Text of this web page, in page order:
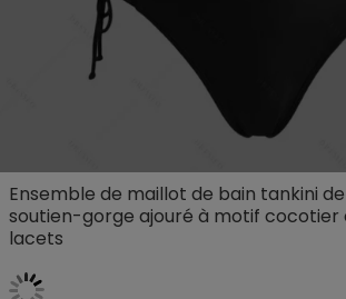
Ensemble de maillot de bain tankini
soutien-gorge ajouré à motif
lacets